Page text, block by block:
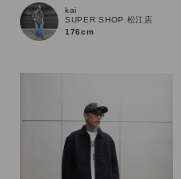
kai
SUPER SHOP 松江店
176cm